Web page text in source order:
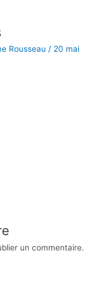
Rousseau / 20 mai
un commentaire.